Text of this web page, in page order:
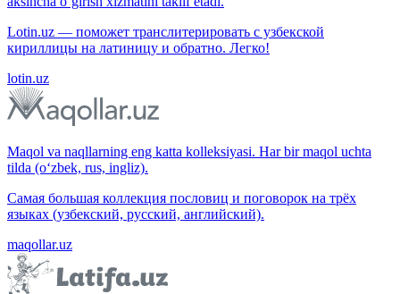
Lotin.uz — поможет транслитерировать с узбекской
кириллицы на латиницу и обратно. Легко!
lotin.uz
Maqol va naqllarning eng katta kolleksiyasi. Har bir maqol uchta
tilda (o‘zbek, rus, ingliz).
Самая большая коллекция пословиц и поговорок на трёх
языках (узбекский, русский, английский).
maqollar.uz